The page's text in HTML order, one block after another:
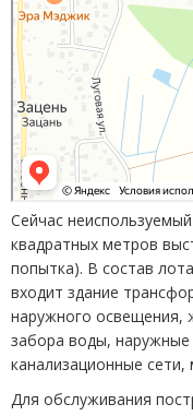
Сейчас
квадратных метров
попытка). В состав
входит здание
наружного освещения,
забора воды,
канализационные
Для обслуживания